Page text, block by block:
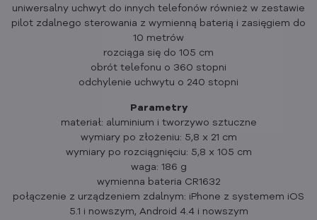
uniwersalny uchwyt do innych telefonów również w zestawie
pilot zdalnego sterowania z wymienną baterią i zasięgiem do
10 metrów
rozciąga się do 105 cm
obrót telefonu o 360 stopni
odchylenie uchwytu o 240 stopni
Parametry
materiał: aluminium i tworzywo sztuczne
wymiary po złożeniu: 5,8 x 21 cm
wymiary po rozciągnięciu: 5,8 x 105 cm
waga: 186 g
wymienna bateria CR1632
połączenie z urządzeniem zdalnym: iPhone z systemem iOS
5.1 i nowszym, Android 4.4 i nowszym